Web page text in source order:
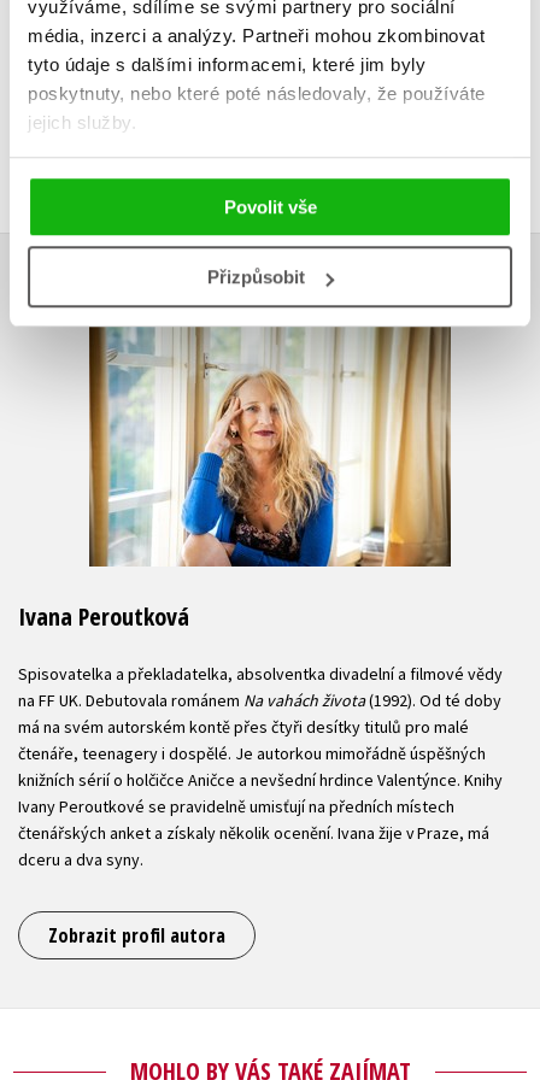
využíváme, sdílíme se svými partnery pro sociální
média, inzerci a analýzy. Partneři mohou zkombinovat
tyto údaje s dalšími informacemi, které jim byly
poskytnuty, nebo které poté následovaly, že používáte
jejich služby.
Povolit vše
Přizpůsobit
Vaše hodnocení
Uživatelskou recenzi mohou vkládat pouze registrovaní uživatelé
Přihlásit
AUTOR KNIHY
Ivana Peroutková
Spisovatelka a překladatelka, absolventka divadelní a filmové vědy
na FF UK. Debutovala románem Na vahách života(1992). Od té doby
má na svém autorském kontě přes čtyři desítky titulů pro malé
čtenáře, teenagery i dospělé. Je autorkou mimořádně úspěšných
knižních sérií o holčičce Aničce a nevšední hrdince Valentýnce. Knihy
Ivany Peroutkové se pravidelně umisťují na předních místech
čtenářských anket a získaly několik ocenění. Ivana žije v Praze, má
dceru a dva syny.
Zobrazit profil autora
MOHLO BY VÁS TAKÉ ZAJÍMAT